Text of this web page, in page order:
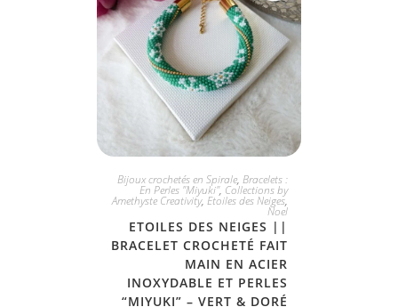
JE L'ADOPTE
Bijoux crochetés en Spirale, Bracelets :
En Perles "Miyuki", Collections by
Amethyste Creativity, Etoiles des Neiges,
Noel
ETOILES DES NEIGES ||
BRACELET CROCHETÉ FAIT
MAIN EN ACIER
INOXYDABLE ET PERLES
“MIYUKI” – VERT & DORÉ